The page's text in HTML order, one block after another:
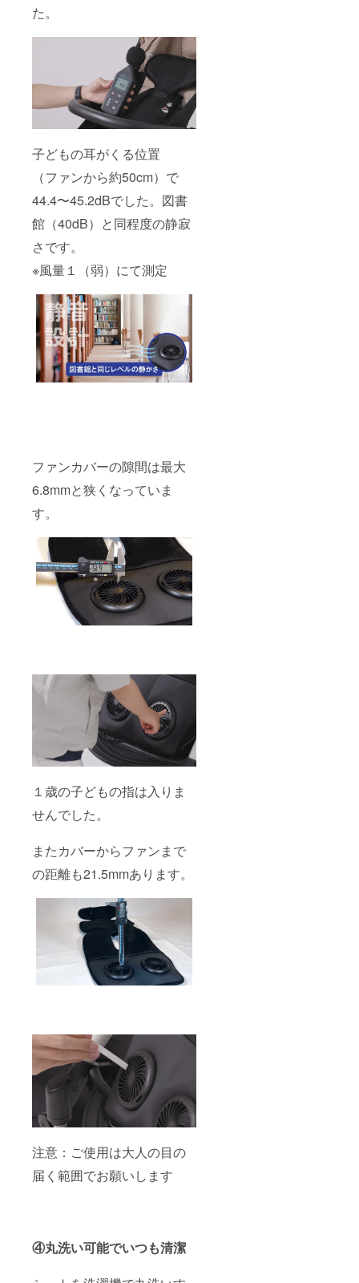
た。
子どもの耳がくる位置
（ファンから約50cm）で
44.4〜45.2dBでした。図書
館（40dB）と同程度の静寂
さです。
※風量１（弱）にて測定
ファンカバーの隙間は最大
6.8mmと狭くなっていま
す。
１歳の子どもの指は入りま
せんでした。
またカバーからファンまで
の距離も21.5mmあります。
注意：ご使用は大人の目の
届く範囲でお願いします
④丸洗い可能でいつも清潔